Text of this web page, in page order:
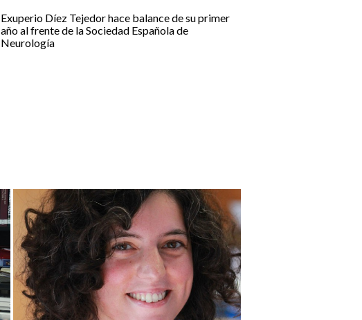
Exuperio Díez Tejedor hace balance de su primer
año al frente de la Sociedad Española de
Neurología